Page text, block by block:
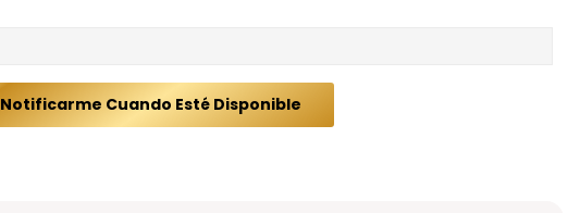
Notificarme Cuando Esté Disponible